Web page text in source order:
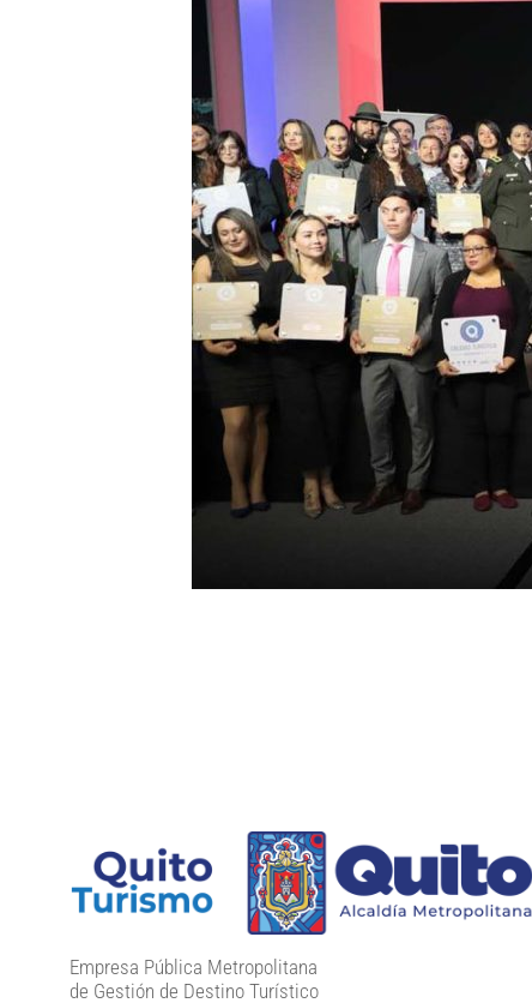
Empresa Pública Metropolitana
de Gestión de Destino Turístico